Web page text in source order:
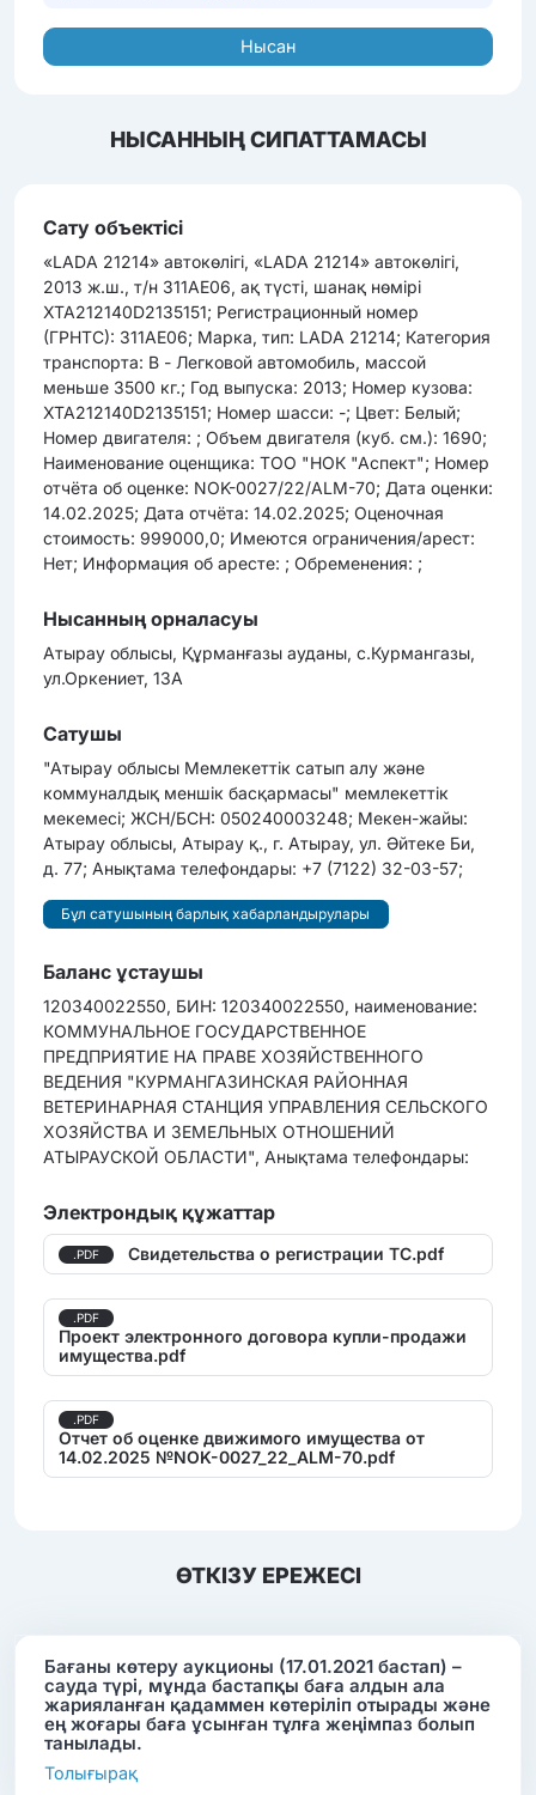
Нысан
НЫСАННЫҢ СИПАТТАМАСЫ
Сату объектісі
«LADA 21214» автокөлігі, «LADA 21214» автокөлігі,
2013 ж.ш., т/н 311AE06, ақ түсті, шанақ нөмірі
XTA212140D2135151; Регистрационный номер
(ГРНТС): 311AE06; Марка, тип: LADA 21214; Категория
транспорта: B - Легковой автомобиль, массой
меньше 3500 кг.; Год выпуска: 2013; Номер кузова:
XTA212140D2135151; Номер шасси: -; Цвет: Белый;
Номер двигателя: ; Объем двигателя (куб. см.): 1690;
Наименование оценщика: ТОО "НОК "Аспект"; Номер
отчёта об оценке: NOK-0027/22/ALM-70; Дата оценки:
14.02.2025; Дата отчёта: 14.02.2025; Оценочная
стоимость: 999000,0; Имеются ограничения/арест:
Нет; Информация об аресте: ; Обременения: ;
Нысанның орналасуы
Атырау облысы, Құрманғазы ауданы, с.Курмангазы,
ул.Оркениет, 13А
Сатушы
"Атырау облысы Мемлекеттік сатып алу және
коммуналдық меншік басқармасы" мемлекеттік
мекемесі; ЖСН/БСН: 050240003248; Мекен-жайы:
Атырау облысы, Атырау қ., г. Атырау, ул. Әйтеке Би,
д. 77; Анықтама телефондары: +7 (7122) 32-03-57;
Бұл сатушының барлық хабарландырулары
Баланс ұстаушы
120340022550, БИН: 120340022550, наименование:
КОММУНАЛЬНОЕ ГОСУДАРСТВЕННОЕ
ПРЕДПРИЯТИЕ НА ПРАВЕ ХОЗЯЙСТВЕННОГО
ВЕДЕНИЯ "КУРМАНГАЗИНСКАЯ РАЙОННАЯ
ВЕТЕРИНАРНАЯ СТАНЦИЯ УПРАВЛЕНИЯ СЕЛЬСКОГО
ХОЗЯЙСТВА И ЗЕМЕЛЬНЫХ ОТНОШЕНИЙ
АТЫРАУСКОЙ ОБЛАСТИ", Анықтама телефондары:
Электрондық құжаттар
.PDF Свидетельства о регистрации ТС.pdf
.PDF
Проект электронного договора купли-продажи
имущества.pdf
.PDF
Отчет об оценке движимого имущества от
14.02.2025 №NOK-0027_22_ALM-70.pdf
ӨТКІЗУ ЕРЕЖЕСІ
Бағаны көтеру аукционы (17.01.2021 бастап) –
сауда түрі, мұнда бастапқы баға алдын ала
жарияланған қадаммен көтеріліп отырады және
ең жоғары баға ұсынған тұлға жеңімпаз болып
танылады.
Толығырақ